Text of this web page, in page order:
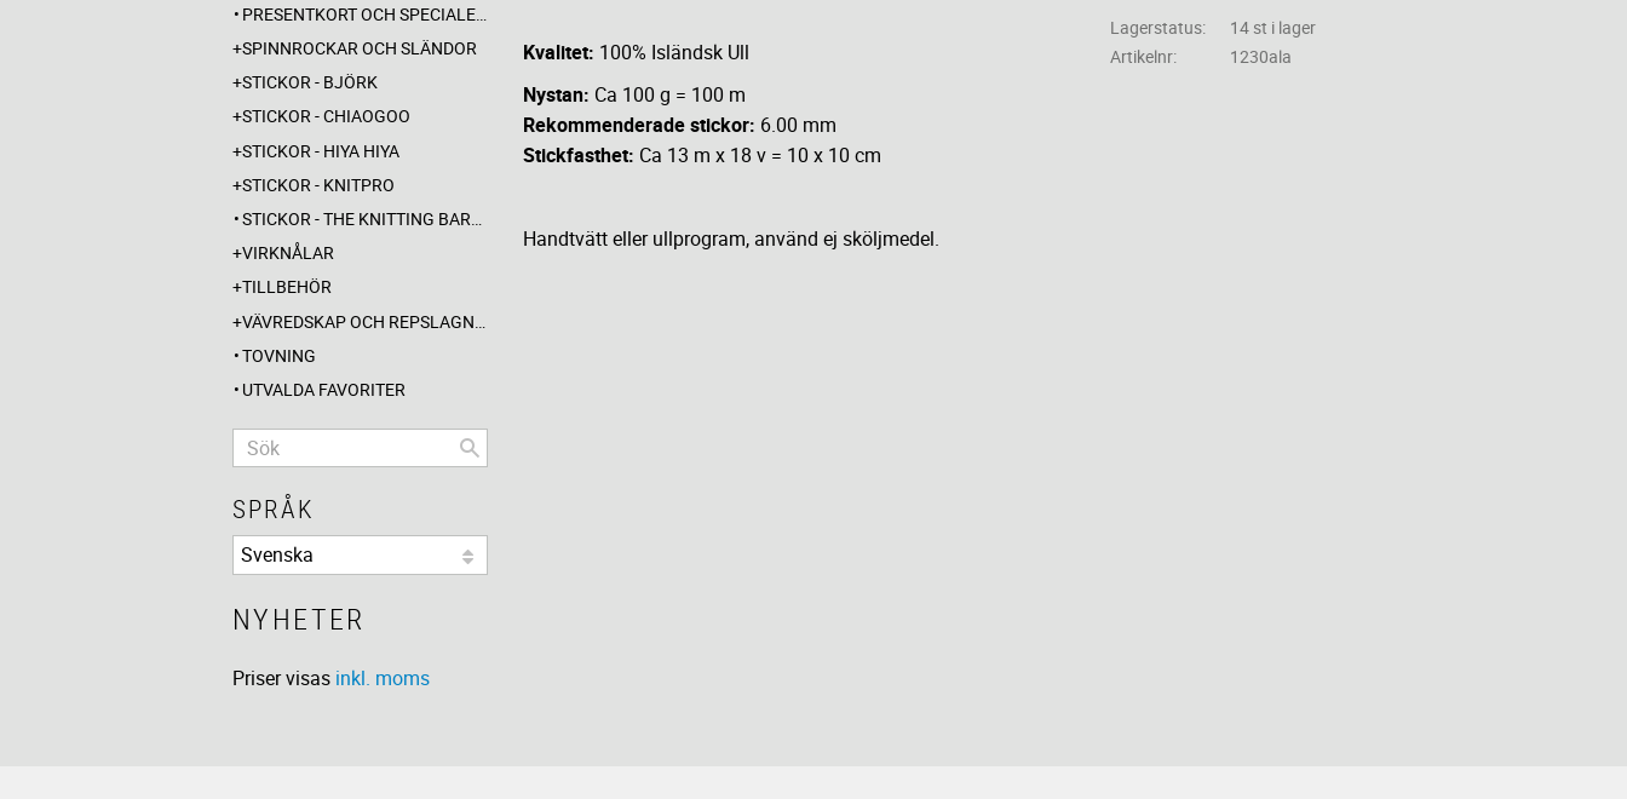
Lagerstatus
14 st i lager
Artikelnr
1230ala
Kvalitet: 100% Isländsk Ull
Nystan: Ca 100 g = 100 m
Rekommenderade stickor: 6.00 mm
Stickfasthet: Ca 13 m x 18 v = 10 x 10 cm
Handtvätt eller ullprogram, använd ej sköljmedel.
PRESENTKORT OCH SPECIALERBJUDANDEN
SPINNROCKAR OCH SLÄNDOR
STICKOR - BJÖRK
STICKOR - CHIAOGOO
STICKOR - HIYA HIYA
STICKOR - KNITPRO
STICKOR - THE KNITTING BARBER
VIRKNÅLAR
TILLBEHÖR
VÄVREDSKAP OCH REPSLAGNING
TOVNING
UTVALDA FAVORITER
SPRÅK
NYHETER
Priser visas inkl. moms